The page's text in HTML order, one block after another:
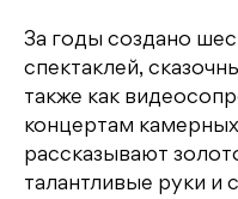
За годы создано
спектаклей,
также как
концертам
рассказывают
талантливые руки и